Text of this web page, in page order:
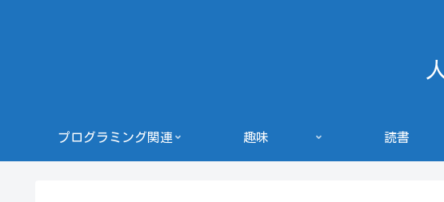
プログラミング関連 趣味 読書